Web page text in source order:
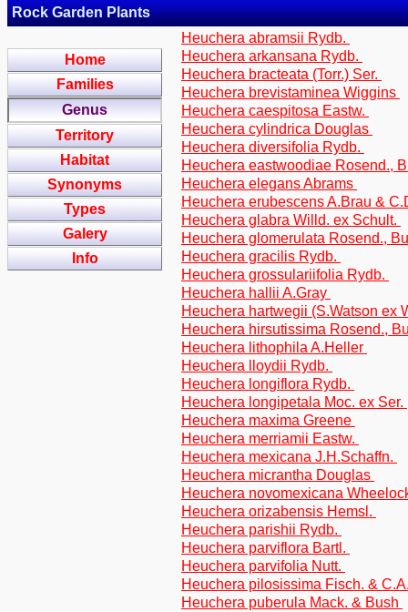
Rock Garden Plants
Home
Families
Genus
Territory
Habitat
Synonyms
Types
Galery
Info
Heuchera abramsii Rydb.
Heuchera arkansana Rydb.
Heuchera bracteata (Torr.) Ser.
Heuchera brevistaminea Wiggins
Heuchera caespitosa Eastw.
Heuchera cylindrica Douglas
Heuchera diversifolia Rydb.
Heuchera eastwoodiae Rosend.,
Heuchera elegans Abrams
Heuchera erubescens A.Brau &
Heuchera glabra Willd. ex Schult.
Heuchera glomerulata Rosend.,
Heuchera gracilis Rydb.
Heuchera grossulariifolia Rydb.
Heuchera hallii A.Gray
Heuchera hartwegii (S.Watson ex
Heuchera hirsutissima Rosend.,
Heuchera lithophila A.Heller
Heuchera lloydii Rydb.
Heuchera longiflora Rydb.
Heuchera longipetala Moc. ex Ser.
Heuchera maxima Greene
Heuchera merriamii Eastw.
Heuchera mexicana J.H.Schaffn.
Heuchera micrantha Douglas
Heuchera novomexicana
Heuchera orizabensis Hemsl.
Heuchera parishii Rydb.
Heuchera parviflora Bartl.
Heuchera parvifolia Nutt.
Heuchera pilosissima Fisch. &
Heuchera puberula Mack. & Bush